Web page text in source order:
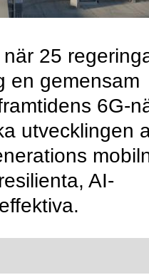
25
en gemensam
6G-
utvecklingen
AI-